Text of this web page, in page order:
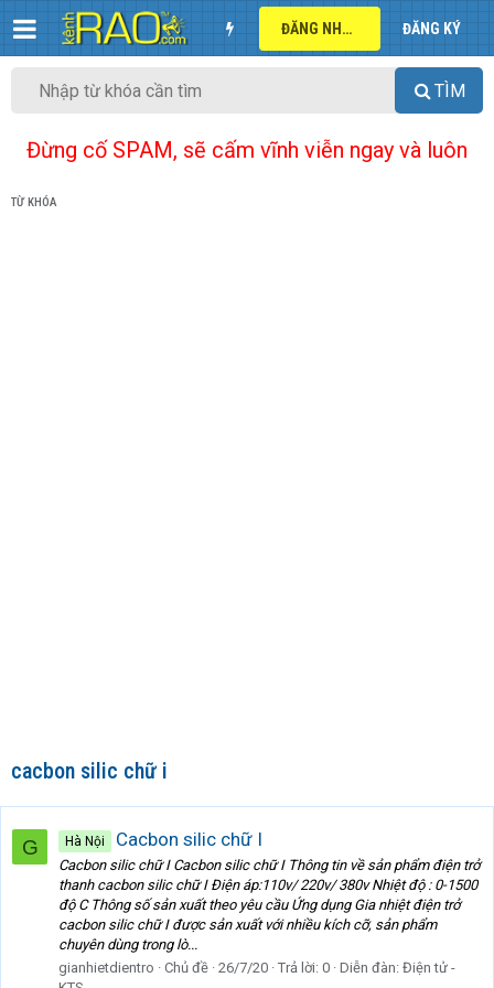
ĐĂNG NHẬP ĐĂNG KÝ
TÌM
Đừng cố SPAM, sẽ cấm vĩnh viễn ngay và luôn
TỪ KHÓA
cacbon silic chữ i
G Hà Nội Cacbon silic chữ I
Cacbon silic chữ I Cacbon silic chữ I Thông tin về sản phẩm điện trở
thanh cacbon silic chữ I Điện áp:110v/ 220v/ 380v Nhiệt độ : 0-1500
độ C Thông số sản xuất theo yêu cầu Ứng dụng Gia nhiệt điện trở
cacbon silic chữ I được sản xuất với nhiều kích cỡ, sản phẩm
chuyên dùng trong lò...
gianhietdientro
Chủ đề 26/7/20 Trả lời: 0 Diễn đàn: Điện tử -